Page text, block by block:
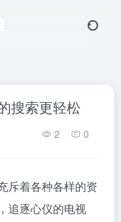
搜索更轻松
2 0
斥着各种各样的资
追逐心仪的电视